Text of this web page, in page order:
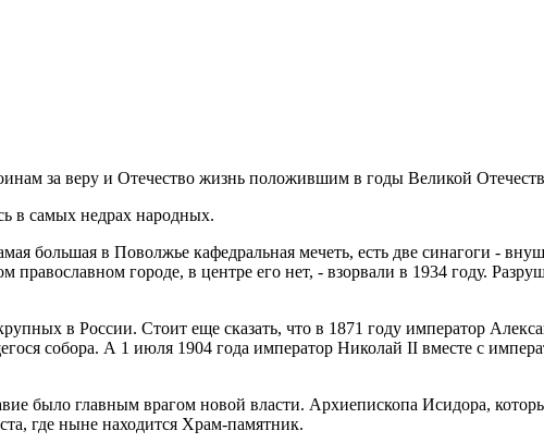
за веру и Отечество жизнь положившим в годы Великой
в самых недрах народных.
большая в Поволжье кафедральная мечеть, есть две синагоги -
православном городе, в центре его нет, - взорвали в 1934 году.
в России. Стоит еще сказать, что в 1871 году император
собора. А 1 июля 1904 года император Николай II вместе с
было главным врагом новой власти. Архиепископа Исидора,
где ныне находится Храм-памятник.